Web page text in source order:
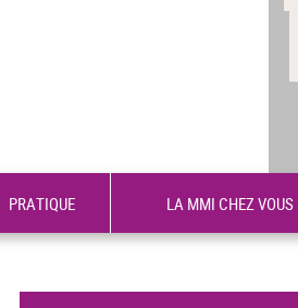
PRATIQUE LA MMI CHEZ VOUS